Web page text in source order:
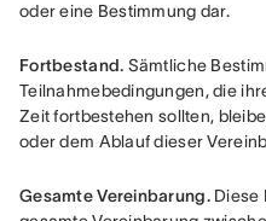
oder eine Bestimmung dar.
Fortbestand. Sämtliche
Teilnahmebedingungen, die
Zeit fortbestehen sollten,
oder dem Ablauf dieser
Gesamte Vereinbarung. Diese